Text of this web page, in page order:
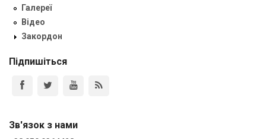
Галереї
Відео
Закордон
Підпишіться
Зв'язок з нами